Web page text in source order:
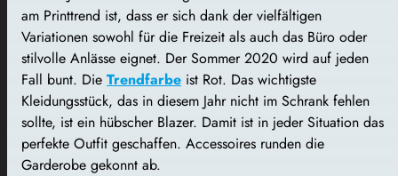
am Printtrend ist, dass er sich dank der vielfältigen
Variationen sowohl für die Freizeit als auch das Büro oder
stilvolle Anlässe eignet. Der Sommer 2020 wird auf jeden
Fall bunt. Die Trendfarbe ist Rot. Das wichtigste
Kleidungsstück, das in diesem Jahr nicht im Schrank fehlen
sollte, ist ein hübscher Blazer. Damit ist in jeder Situation das
perfekte Outfit geschaffen. Accessoires runden die
Garderobe gekonnt ab.